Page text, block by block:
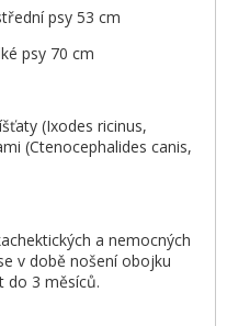
psy 53 cm
psy 70 cm
(Ixodes ricinus,
(Ctenocephalides canis,
a nemocných
v době nošení obojku
do 3 měsíců.